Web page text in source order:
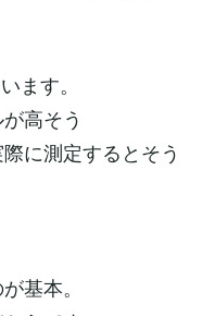
ます。
高そう
に測定するとそう
基本。